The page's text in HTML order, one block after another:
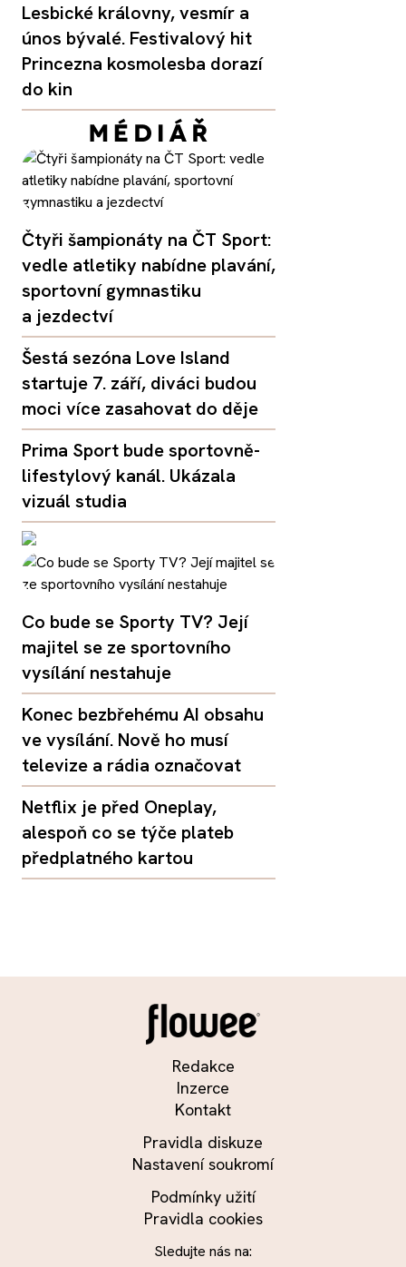
Lesbické královny, vesmír a
únos bývalé. Festivalový hit
Princezna kosmolesba dorazí
do kin
Čtyři šampionáty na ČT Sport:
vedle atletiky nabídne plavání,
sportovní gymnastiku
a jezdectví
Šestá sezóna Love Island
startuje 7. září, diváci budou
moci více zasahovat do děje
Prima Sport bude sportovně-
lifestylový kanál. Ukázala
vizuál studia
Co bude se Sporty TV? Její
majitel se ze sportovního
vysílání nestahuje
Konec bezbřehému AI obsahu
ve vysílání. Nově ho musí
televize a rádia označovat
Netflix je před Oneplay,
alespoň co se týče plateb
předplatného kartou
Redakce
Inzerce
Kontakt
Pravidla diskuze
Nastavení soukromí
Podmínky užití
Pravidla cookies
Sledujte nás na: